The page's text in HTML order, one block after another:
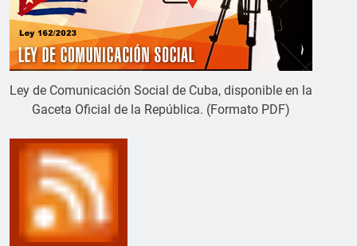
Ley de Comunicación Social de Cuba, disponible en la
Gaceta Oficial de la República. (Formato PDF)